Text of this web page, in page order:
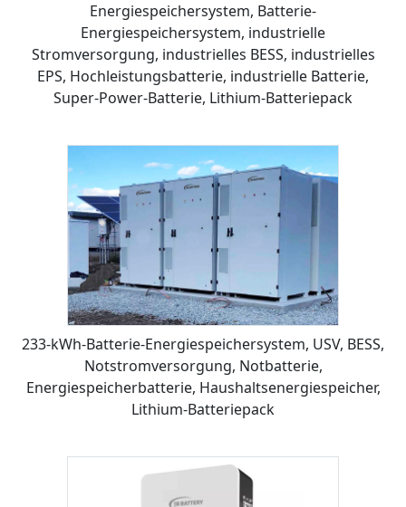
Energiespeichersystem, Batterie-
Energiespeichersystem, industrielle
Stromversorgung, industrielles BESS, industrielles
EPS, Hochleistungsbatterie, industrielle Batterie,
Super-Power-Batterie, Lithium-Batteriepack
233-kWh-Batterie-Energiespeichersystem, USV, BESS,
Notstromversorgung, Notbatterie,
Energiespeicherbatterie, Haushaltsenergiespeicher,
Lithium-Batteriepack